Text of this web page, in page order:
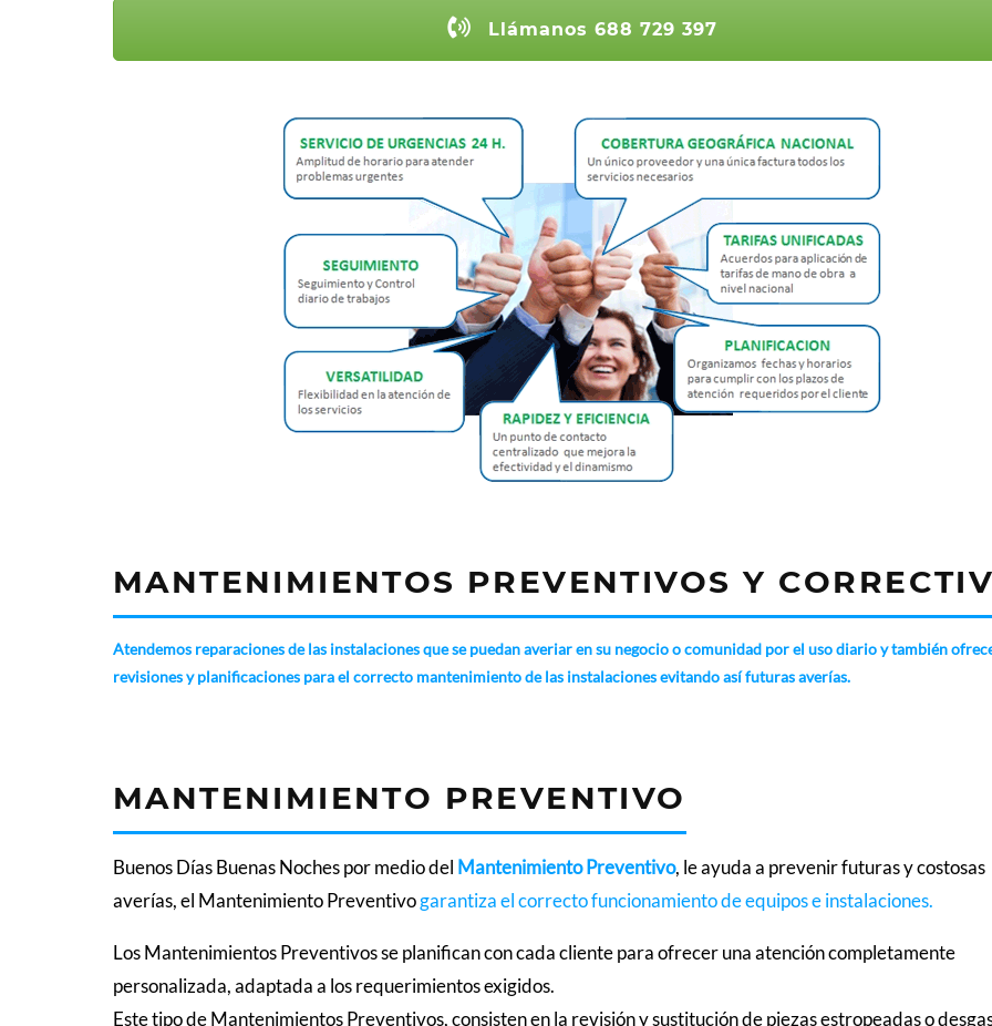
Llámanos 688 729 397
MANTENIMIENTOS PREVENTIVOS Y
Atendemos reparaciones de las instalaciones que se puedan averiar en su negocio o comunidad por el uso diario y también
revisiones y planificaciones para el correcto mantenimiento de las instalaciones evitando así futuras averías.
MANTENIMIENTO PREVENTIVO
Buenos Días Buenas Noches por medio del Mantenimiento Preventivo, le ayuda a prevenir futuras y costosas
averías, el Mantenimiento Preventivogarantiza el correcto funcionamiento de equipos e instalaciones.
Los Mantenimientos Preventivos se planifican con cada cliente para ofrecer una atención completamente
personalizada, adaptada a los requerimientos exigidos.
Este tipo de Mantenimientos Preventivos, consisten en la revisión y sustitución de piezas estropeadas o